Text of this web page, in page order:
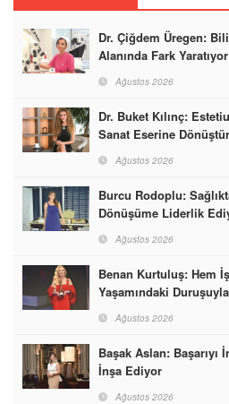
Dr. Çiğdem Üregen:
Alanında Fark Yaratıyor
Ağustos 2026
Dr. Buket Kılınç:
Sanat Eserine
Ağustos 2026
Burcu Rodoplu:
Dönüşüme Liderlik
Ağustos 2026
Benan Kurtuluş: Hem
Yaşamındaki
Ağustos 2026
Başak Aslan: Başarıyı
İnşa Ediyor
Ağustos 2026